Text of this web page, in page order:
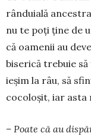
rânduială
nu te poți ține de
că oamenii au
biserică trebuie
ieșim la râu, să
cocoloșit, iar asta
– Poate că au